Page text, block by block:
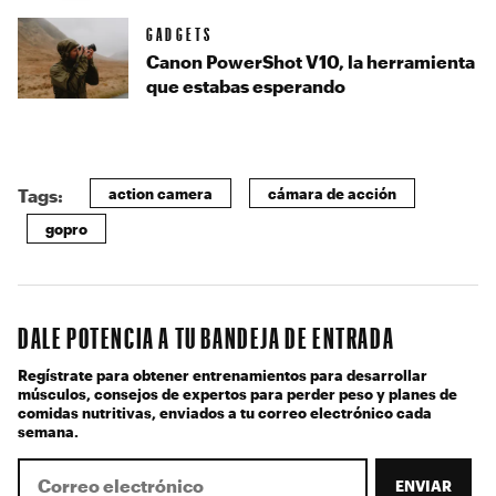
GADGETS
Canon PowerShot V10, la herramienta
que estabas esperando
Tags: action camera cámara de acción
gopro
DALE POTENCIA A TU BANDEJA DE ENTRADA
Regístrate para obtener entrenamientos para desarrollar
músculos, consejos de expertos para perder peso y planes de
comidas nutritivas, enviados a tu correo electrónico cada
semana.
ENVIAR